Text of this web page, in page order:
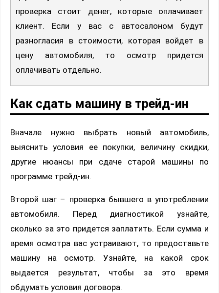
проверка стоит денег, которые оплачивает
клиент. Если у вас с автосалоном будут
разногласия в стоимости, которая войдет в
цену автомобиля, то осмотр придется
оплачивать отдельно.
Как сдать машину в трейд-ин
Вначале нужно выбрать новый автомобиль,
выяснить условия ее покупки, величину скидки,
другие нюансы при сдаче старой машины по
программе трейд-ин.
Второй шаг – проверка бывшего в употреблении
автомобиля. Перед диагностикой узнайте,
сколько за это придется заплатить. Если сумма и
время осмотра вас устраивают, то предоставьте
машину на осмотр. Узнайте, на какой срок
выдается результат, чтобы за это время
обдумать условия договора.